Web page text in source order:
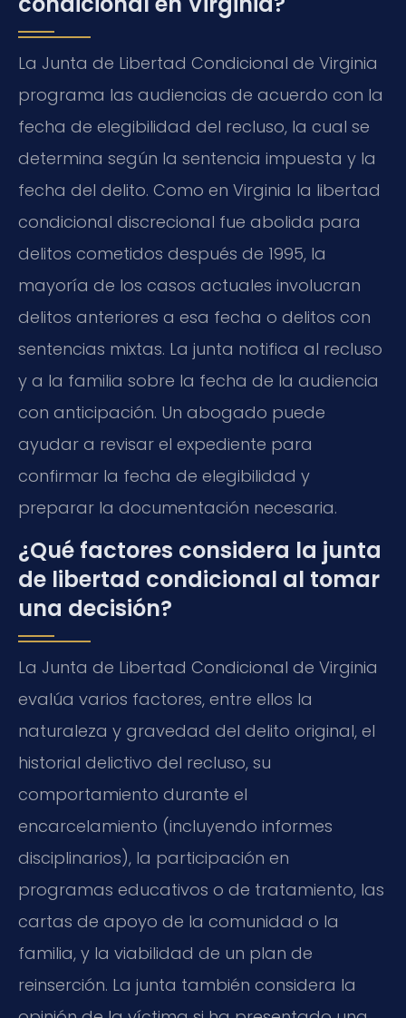
La Junta de Libertad Condicional de Virginia
programa las audiencias de acuerdo con la
fecha de elegibilidad del recluso, la cual se
determina según la sentencia impuesta y la
fecha del delito. Como en Virginia la libertad
condicional discrecional fue abolida para
delitos cometidos después de 1995, la
mayoría de los casos actuales involucran
delitos anteriores a esa fecha o delitos con
sentencias mixtas. La junta notifica al recluso
y a la familia sobre la fecha de la audiencia
con anticipación. Un abogado puede
ayudar a revisar el expediente para
confirmar la fecha de elegibilidad y
preparar la documentación necesaria.
¿Qué factores considera la junta
de libertad condicional al tomar
una decisión?
La Junta de Libertad Condicional de Virginia
evalúa varios factores, entre ellos la
naturaleza y gravedad del delito original, el
historial delictivo del recluso, su
comportamiento durante el
encarcelamiento (incluyendo informes
disciplinarios), la participación en
programas educativos o de tratamiento, las
cartas de apoyo de la comunidad o la
familia, y la viabilidad de un plan de
reinserción. La junta también considera la